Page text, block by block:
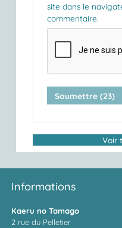
site dans le
commentaire.
Voir
Informations
Kaeru no Tamago
2 rue du Pelletier